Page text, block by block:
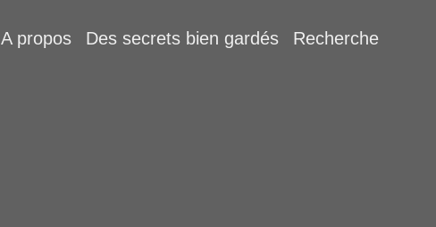
A propos Des secrets bien gardés Recherche